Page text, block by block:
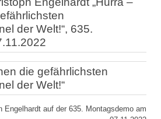
der Welt!“, 635.
die gefährlichsten
der Welt!“
Engelhardt auf der 635. Montagsdemo am